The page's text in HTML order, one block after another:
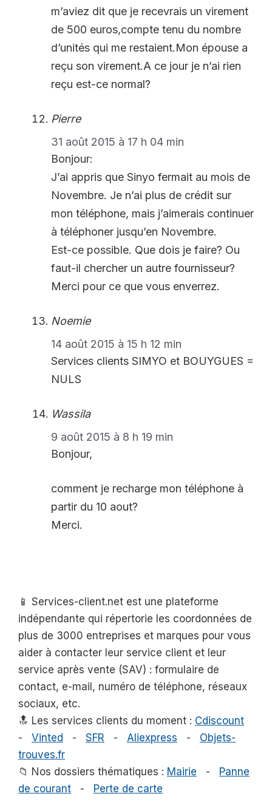
m’aviez dit que je recevrais un virement
de 500 euros,compte tenu du nombre
d’unités qui me restaient.Mon épouse a
reçu son virement.A ce jour je n’ai rien
reçu est-ce normal?
Pierre
31 août 2015 à 17 h 04 min
Bonjour:
J’ai appris que Sinyo fermait au mois de
Novembre. Je n’ai plus de crédit sur
mon téléphone, mais j’aimerais continuer
à téléphoner jusqu’en Novembre.
Est-ce possible. Que dois je faire? Ou
faut-il chercher un autre fournisseur?
Merci pour ce que vous enverrez.
Noemie
14 août 2015 à 15 h 12 min
Services clients SIMYO et BOUYGUES =
NULS
Wassila
9 août 2015 à 8 h 19 min
Bonjour,
comment je recharge mon téléphone à
partir du 10 aout?
Merci.
📱 Services-client.net est une plateforme
indépendante qui répertorie les coordonnées de
plus de 3000 entreprises et marques pour vous
aider à contacter leur service client et leur
service après vente (SAV) : formulaire de
contact, e-mail, numéro de téléphone, réseaux
sociaux, etc.
🔝 Les services clients du moment : Cdiscount
- Vinted - SFR - Aliexpress - Objets-
trouves.fr
📁 Nos dossiers thématiques : Mairie - Panne
de courant - Perte de carte